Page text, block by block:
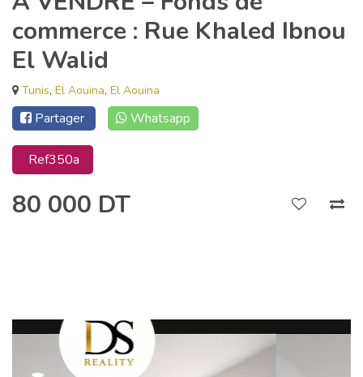
commerce : Rue Khaled Ibnou
El Walid
Tunis, El Aouina, El Aouina
Partager Whatsapp
Ref350a
80 000 DT